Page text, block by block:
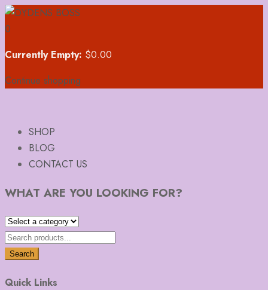
0
Currently Empty: $0.00
Continue shopping
SHOP
BLOG
CONTACT US
WHAT ARE YOU LOOKING FOR?
Search
Quick Links